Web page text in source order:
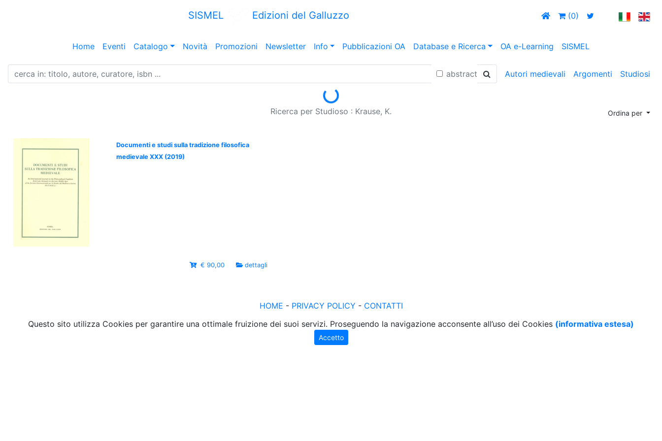
SISMEL Edizioni del Galluzzo (0)
Home Eventi Catalogo Novità Promozioni Newsletter Info Pubblicazioni OA Database e Ricerca OA e-Learning SISMEL
abstract Autori medievali Argomenti Studiosi
Loading...
Ricerca per Studioso : Krause, K. Ordina per
Documenti e studi sulla tradizione filosofica
medievale XXX (2019)
€ 90,00 dettagli
HOME - PRIVACY POLICY - CONTATTI
Questo sito utilizza Cookies per garantire una ottimale fruizione dei suoi servizi. Proseguendo la navigazione acconsente all’uso dei Cookies (informativa estesa)
Accetto